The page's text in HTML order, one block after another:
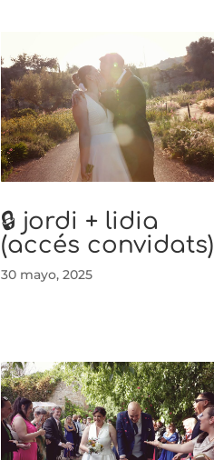
🔒 jordi + lidia
(accés convidats)
30 mayo, 2025